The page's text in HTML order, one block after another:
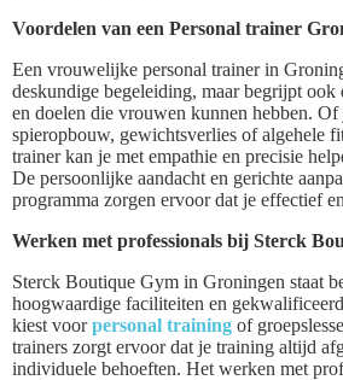
Voordelen van een Personal trainer
Een vrouwelijke personal trainer in
deskundige begeleiding, maar begrijpt ook
en doelen die vrouwen kunnen hebben.
spieropbouw, gewichtsverlies of algehele
trainer kan je met empathie en precisie
De persoonlijke aandacht en gerichte
programma zorgen ervoor dat je effectief
Werken met professionals bij Sterck
Sterck Boutique Gym in Groningen staat
hoogwaardige faciliteiten en
kiest voorpersonal training of
trainers zorgt ervoor dat je training altijd
individuele behoeften. Het werken met